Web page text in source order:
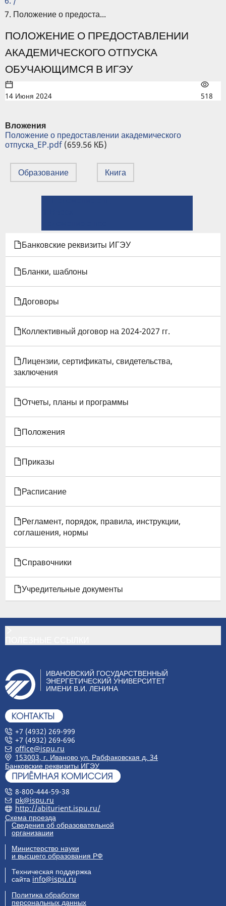
Положение о предоста...
ПОЛОЖЕНИЕ О ПРЕДОСТАВЛЕНИИ
АКАДЕМИЧЕСКОГО ОТПУСКА
ОБУЧАЮЩИМСЯ В ИГЭУ
14 Июня 2024 518
Вложения
Положение о предоставлении академического
отпуска_EP.pdf (659.56 КБ)
Образование Книга
КНИГИ
ДЛЯ
ПОЛОЖЕНИЕ
О
ПРЕДОСТАВЛЕНИИ
АКАДЕМИЧЕСКОГО
ОТПУСКА
ОБУЧАЮЩИМСЯ
ИГЭУ
Банковские реквизиты ИГЭУ
Бланки, шаблоны
Договоры
Коллективный договор на 2024-2027 гг.
Лицензии, сертификаты, свидетельства,
заключения
Отчеты, планы и программы
Положения
Приказы
Расписание
Регламент, порядок, правила, инструкции,
соглашения, нормы
Справочники
Учредительные документы
ИВАНОВСКИЙ ГОСУДАРСТВЕННЫЙ
ЭНЕРГЕТИЧЕСКИЙ УНИВЕРСИТЕТ
ИМЕНИ В.И. ЛЕНИНА
+7 (4932) 269-999
+7 (4932) 269-696
office@ispu.ru
153003, г. Иваново ул. Рабфаковская д. 34
Банковские реквизиты ИГЭУ
8-800-444-59-38
pk@ispu.ru
http://abiturient.ispu.ru/
Схема проезда
Сведения об образовательной
организации
Министерство науки
и высшего образования РФ
Техническая поддержка
сайта info@ispu.ru
Политика обработки
персональных данных